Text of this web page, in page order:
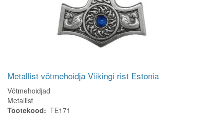
Metallist võtmehoidja Viikingi rist Estonia
Võtmehoidjad
Metallist
Tootekood
TE171